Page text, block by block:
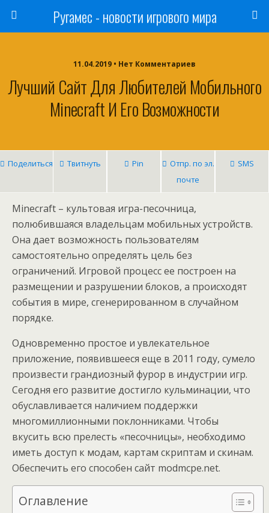
Ругамес - новости игрового мира
11.04.2019 • Нет Комментариев
Лучший Сайт Для Любителей Мобильного
Minecraft И Его Возможности
Поделиться Твитнуть Pin
Отпр. по эл.
почте
SMS
Minecraft – культовая игра-песочница,
полюбившаяся владельцам мобильных устройств.
Она дает возможность пользователям
самостоятельно определять цель без
ограничений. Игровой процесс ее построен на
размещении и разрушении блоков, а происходят
события в мире, сгенерированном в случайном
порядке.
Одновременно простое и увлекательное
приложение, появившееся еще в 2011 году, сумело
произвести грандиозный фурор в индустрии игр.
Сегодня его развитие достигло кульминации, что
обуславливается наличием поддержки
многомиллионными поклонниками. Чтобы
вкусить всю прелесть «песочницы», необходимо
иметь доступ к модам, картам скриптам и скинам.
Обеспечить его способен сайт modmcpe.net.
Оглавление